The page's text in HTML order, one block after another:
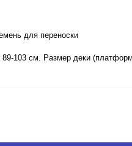
для переноски
89-103 см. Размер деки